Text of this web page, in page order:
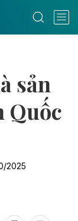
sản
Quốc
2025